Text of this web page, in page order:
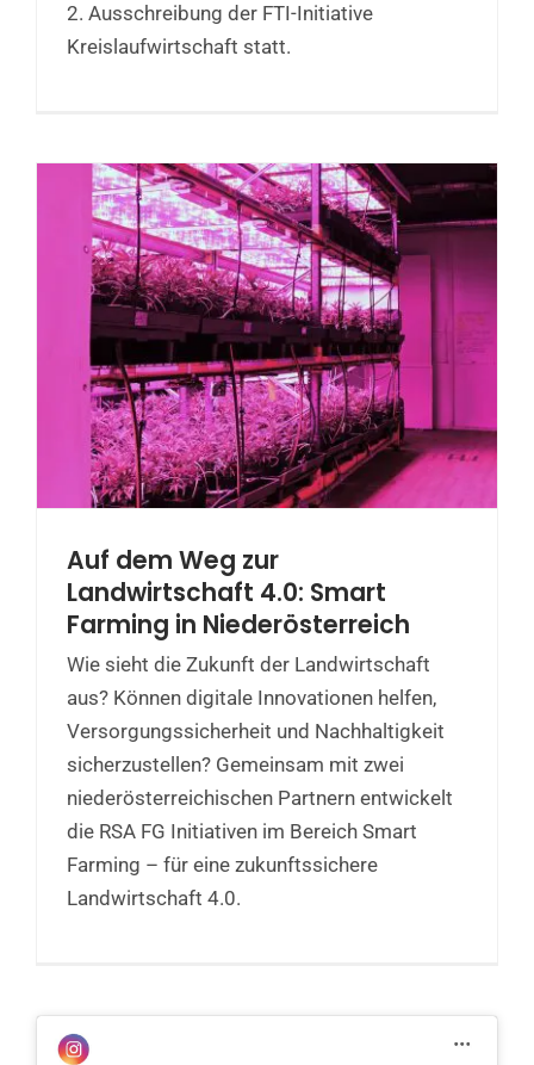
2. Ausschreibung der FTI-Initiative
Kreislaufwirtschaft statt.
Auf dem Weg zur
Landwirtschaft 4.0: Smart
Farming in Niederösterreich
Wie sieht die Zukunft der Landwirtschaft
aus? Können digitale Innovationen helfen,
Versorgungssicherheit und Nachhaltigkeit
sicherzustellen? Gemeinsam mit zwei
niederösterreichischen Partnern entwickelt
die RSA FG Initiativen im Bereich Smart
Farming – für eine zukunftssichere
Landwirtschaft 4.0.